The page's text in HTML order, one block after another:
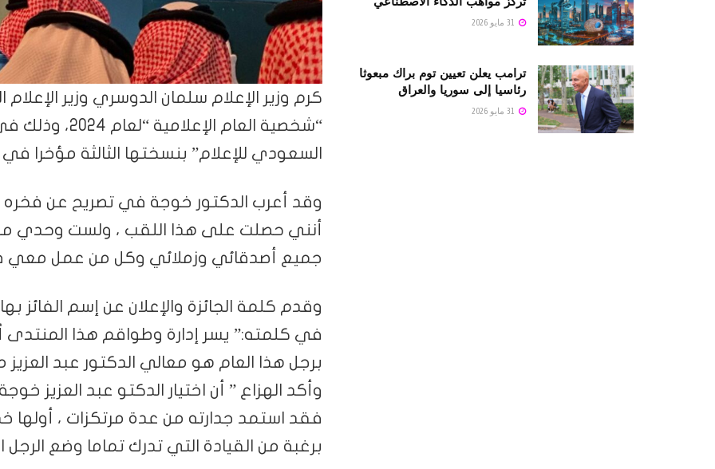
كرم وزير الإعلام سلمان الدوسري وزير الإعلام
“شخصية العام
السعودي للإعلام” بنسختها الثالثة مؤخرا
وقد أعرب الدكتور خوجة في تصريح عن فخره
أنني حصلت على هذا اللقب ، ولست وحدي
جميع أصدقائي وزملائي وكل من عمل معي
وقدم كلمة الجائزة والإعلان عن إسم الفائز
في كلمته:” يسر إدارة وطواقم هذا المنتدى
برجل هذا العام هو معالي الدكتور عبد
وأكد الهزاع ” أن اختيار الدكتو عبد العزيز
فقد استمد جدارته من عدة مرتكزات ،
برغبة من القيادة التي تدرك تماما وضع
ترامب يعلن تعيين توم براك مبعوثا
رئاسيا إلى سوريا والعراق